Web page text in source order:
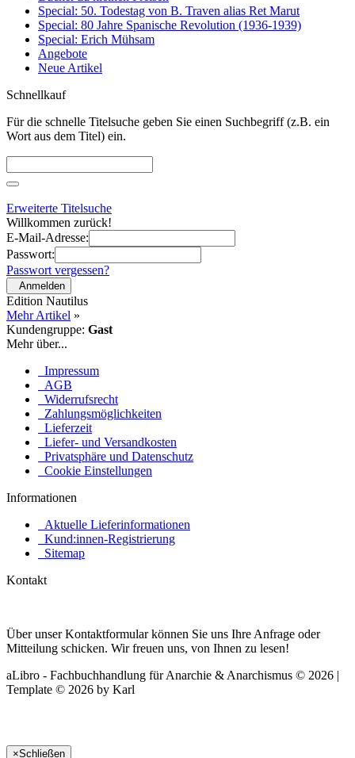
Special: 50. Todestag von B. Traven alias Ret Marut
Special: 80 Jahre Spanische Revolution (1936-1939)
Special: Erich Mühsam
Angebote
Neue Artikel
Schnellkauf
Für die schnelle Titelsuche geben Sie einen Suchbegriff (z.B. ein
Wort aus dem Titel) ein.
Erweiterte Titelsuche
Willkommen zurück!
E-Mail-Adresse:
Passwort:
Passwort vergessen?
Anmelden
Edition Nautilus
Mehr Artikel »
Kundengruppe: Gast
Mehr über...
Impressum
AGB
Widerrufsrecht
Zahlungsmöglichkeiten
Lieferzeit
Liefer- und Versandkosten
Privatsphäre und Datenschutz
Cookie Einstellungen
Informationen
Aktuelle Lieferinformationen
Kund:innen-Registrierung
Sitemap
Kontakt
Über unser Kontaktformular können Sie uns Ihre Anfrage oder
Mitteilung schicken. Wir freuen uns, von Ihnen zu lesen!
aLibro - Fachbuchhandlung für Anarchie & Anarchismus © 2026 |
Template © 2026 by Karl
×Schließen